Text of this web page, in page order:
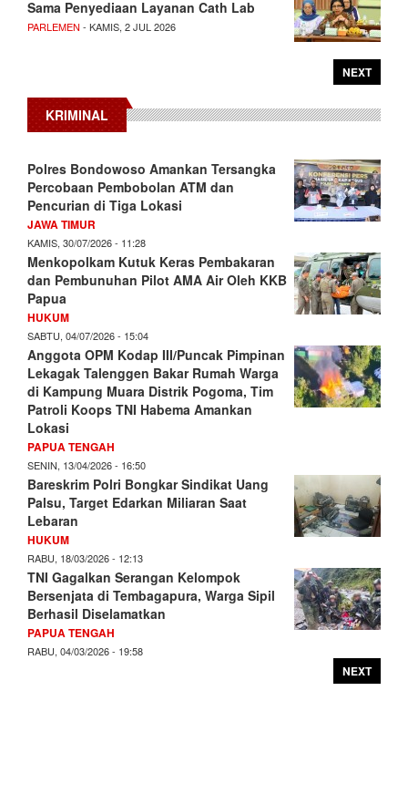
Sama Penyediaan Layanan Cath Lab
PARLEMEN - KAMIS, 2 JUL 2026
NEXT
KRIMINAL
Polres Bondowoso Amankan Tersangka
Percobaan Pembobolan ATM dan
Pencurian di Tiga Lokasi
JAWA TIMUR
KAMIS, 30/07/2026 - 11:28
Menkopolkam Kutuk Keras Pembakaran
dan Pembunuhan Pilot AMA Air Oleh KKB
Papua
HUKUM
SABTU, 04/07/2026 - 15:04
Anggota OPM Kodap III/Puncak Pimpinan
Lekagak Talenggen Bakar Rumah Warga
di Kampung Muara Distrik Pogoma, Tim
Patroli Koops TNI Habema Amankan
Lokasi
PAPUA TENGAH
SENIN, 13/04/2026 - 16:50
Bareskrim Polri Bongkar Sindikat Uang
Palsu, Target Edarkan Miliaran Saat
Lebaran
HUKUM
RABU, 18/03/2026 - 12:13
TNI Gagalkan Serangan Kelompok
Bersenjata di Tembagapura, Warga Sipil
Berhasil Diselamatkan
PAPUA TENGAH
RABU, 04/03/2026 - 19:58
NEXT